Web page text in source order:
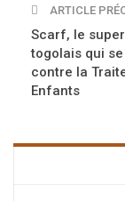
ARTICLE
Scarf, le
togolais qui
contre la
Enfants